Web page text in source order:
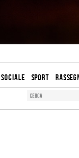
SOCIALE SPORT